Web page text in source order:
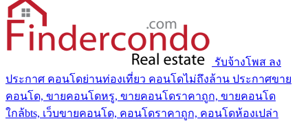
รับจ้างโพส ลง
ประกาศ คอนโดย่านท่องเที่ยว คอนโดไม่ถึงล้าน ประกาศขาย
คอนโด, ขายคอนโดหรู, ขายคอนโดราคาถูก, ขายคอนโด
ใกล้bts, เว็บขายคอนโด, คอนโดราคาถูก, คอนโดห้องเปล่า